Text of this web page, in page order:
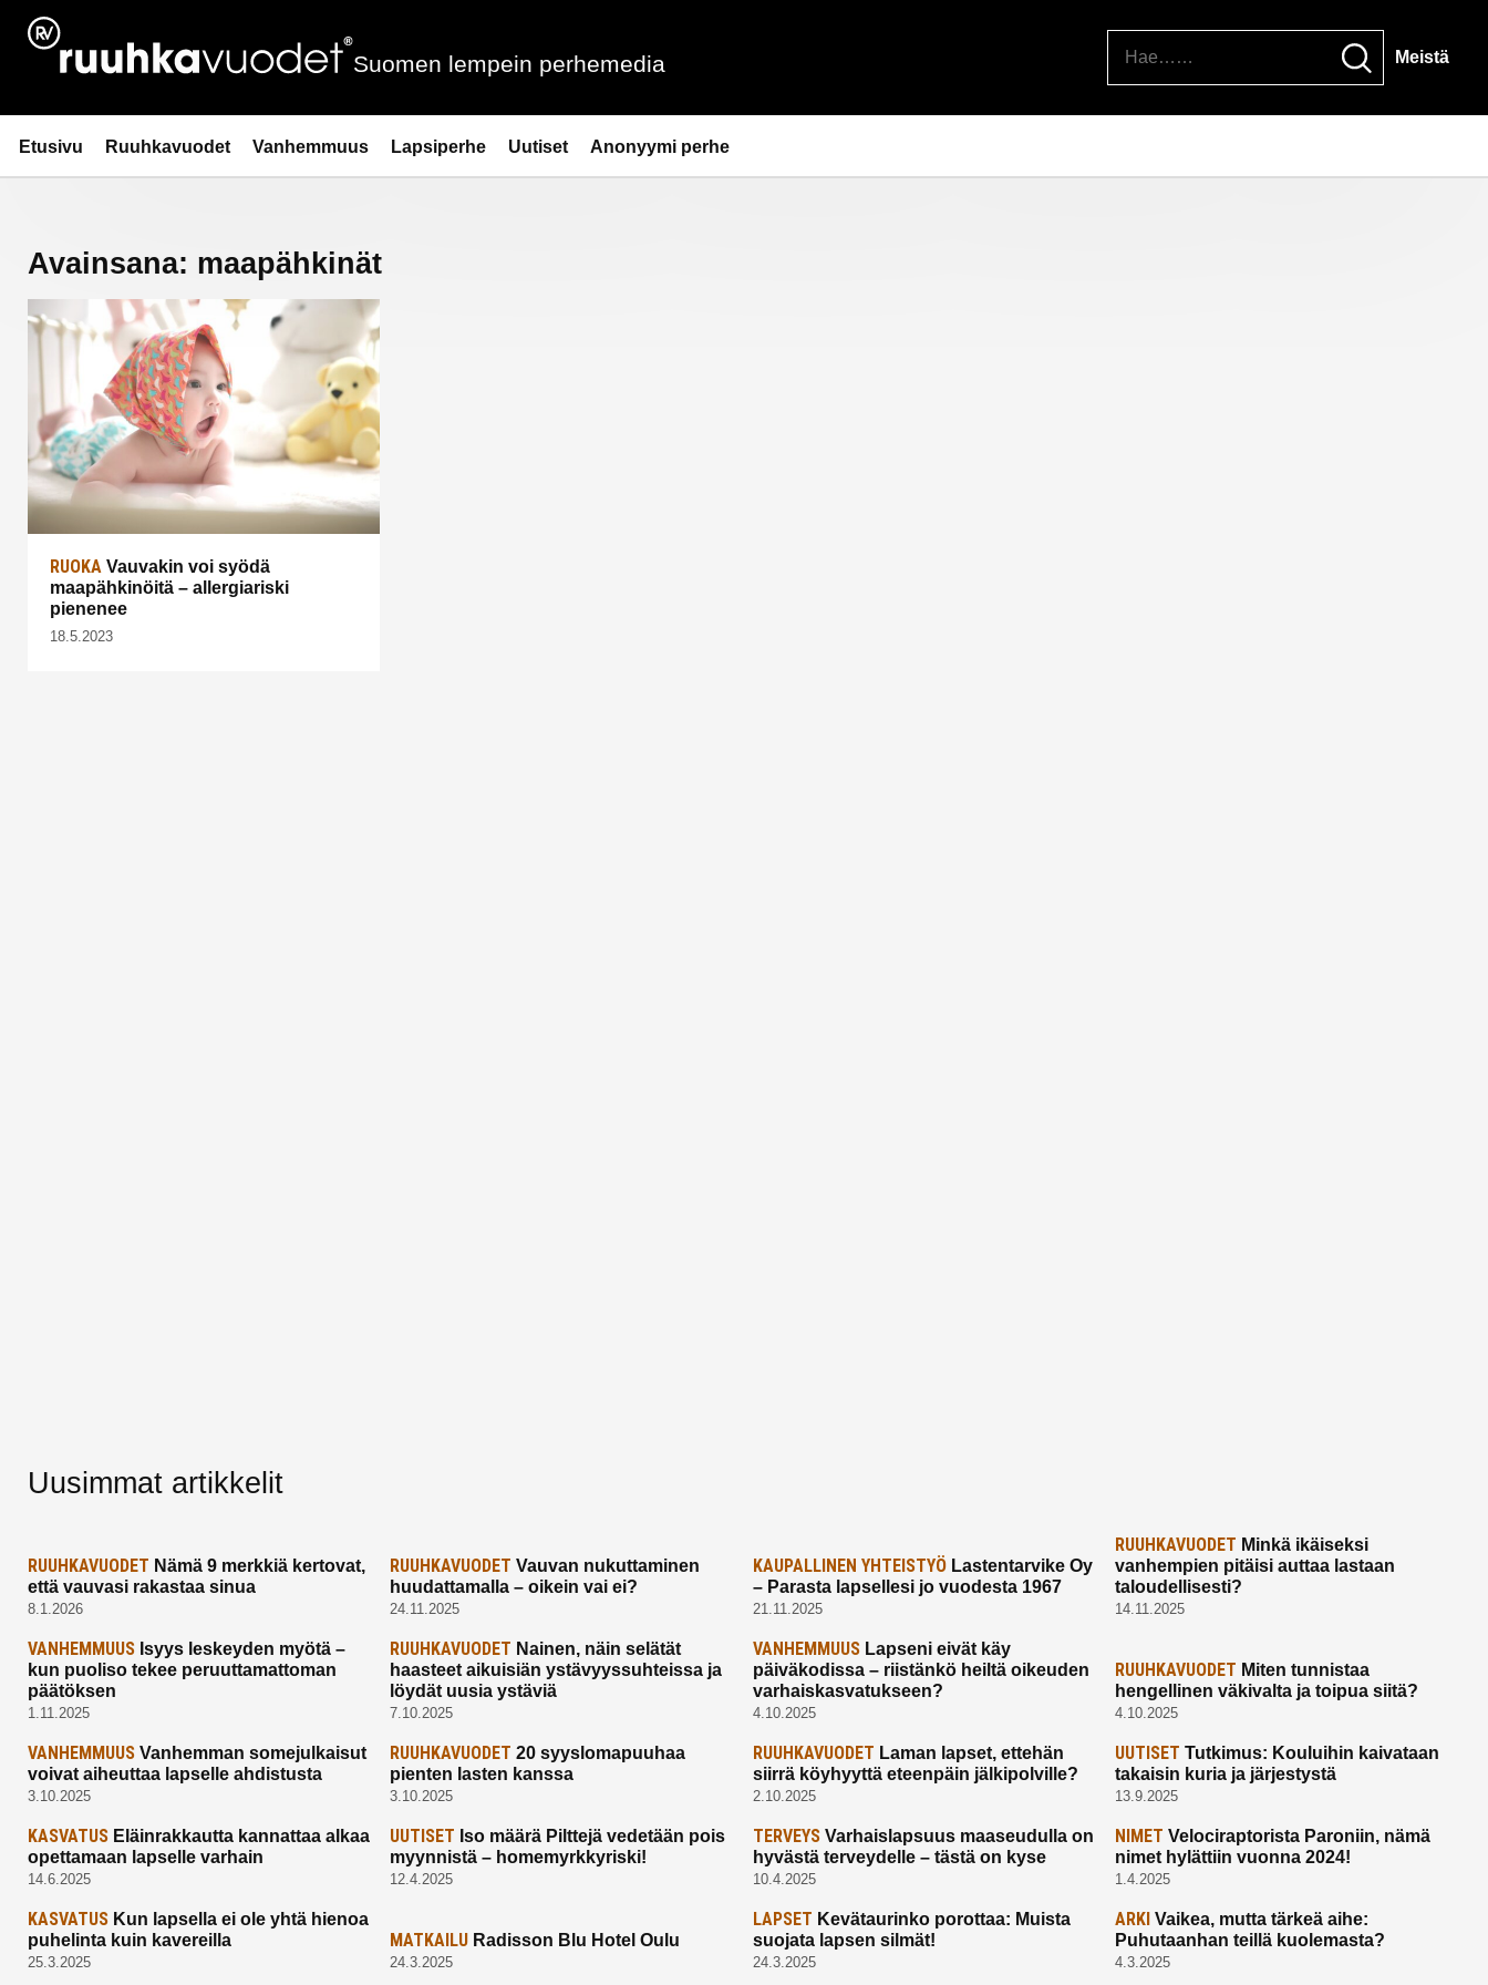
Siirry
sisältöön
Ruuhkavuodet.fi
Suomen lempein perhemedia Meistä
Etusivu Ruuhkavuodet Vanhemmuus Lapsiperhe Uutiset Anonyymi perhe
Avainsana: maapähkinät
RUOKA Vauvakin voi syödä
maapähkinöitä – allergiariski
pienenee
18.5.2023
Uusimmat artikkelit
RUUHKAVUODET Nämä 9 merkkiä kertovat,
että vauvasi rakastaa sinua
8.1.2026
RUUHKAVUODET Vauvan nukuttaminen
huudattamalla – oikein vai ei?
24.11.2025
KAUPALLINEN YHTEISTYÖLastentarvike Oy
– Parasta lapsellesi jo vuodesta 1967
21.11.2025
RUUHKAVUODET Minkä ikäiseksi
vanhempien pitäisi auttaa lastaan
taloudellisesti?
14.11.2025
VANHEMMUUS Isyys leskeyden myötä –
kun puoliso tekee peruuttamattoman
päätöksen
1.11.2025
RUUHKAVUODET Nainen, näin selätät
haasteet aikuisiän ystävyyssuhteissa ja
löydät uusia ystäviä
7.10.2025
VANHEMMUUSLapseni eivät käy
päiväkodissa – riistänkö heiltä oikeuden
varhaiskasvatukseen?
4.10.2025
RUUHKAVUODET Miten tunnistaa
hengellinen väkivalta ja toipua siitä?
4.10.2025
VANHEMMUUS Vanhemman somejulkaisut
voivat aiheuttaa lapselle ahdistusta
3.10.2025
RUUHKAVUODET 20 syyslomapuuhaa
pienten lasten kanssa
3.10.2025
RUUHKAVUODET Laman lapset, ettehän
siirrä köyhyyttä eteenpäin jälkipolville?
2.10.2025
UUTISET Tutkimus: Kouluihin kaivataan
takaisin kuria ja järjestystä
13.9.2025
KASVATUS Eläinrakkautta kannattaa alkaa
opettamaan lapselle varhain
14.6.2025
UUTISET Iso määrä Pilttejä vedetään pois
myynnistä – homemyrkkyriski!
12.4.2025
TERVEYSVarhaislapsuus maaseudulla on
hyvästä terveydelle – tästä on kyse
10.4.2025
NIMET Velociraptorista Paroniin, nämä
nimet hylättiin vuonna 2024!
1.4.2025
KASVATUS Kun lapsella ei ole yhtä hienoa
puhelinta kuin kavereilla
25.3.2025
MATKAILU Radisson Blu Hotel Oulu
24.3.2025
LAPSET Kevätaurinko porottaa: Muista
suojata lapsen silmät!
24.3.2025
ARKI Vaikea, mutta tärkeä aihe:
Puhutaanhan teillä kuolemasta?
4.3.2025